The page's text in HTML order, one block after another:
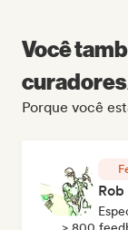
Você
Porque você